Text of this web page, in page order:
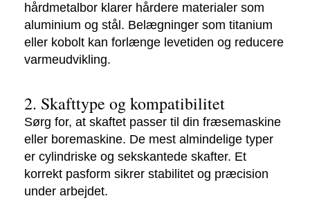
hårdmetalbor klarer hårdere materialer som
aluminium og stål. Belægninger som titanium
eller kobolt kan forlænge levetiden og reducere
varmeudvikling.
2. Skafttype og kompatibilitet
Sørg for, at skaftet passer til din fræsemaskine
eller boremaskine. De mest almindelige typer
er cylindriske og sekskantede skafter. Et
korrekt pasform sikrer stabilitet og præcision
under arbejdet.